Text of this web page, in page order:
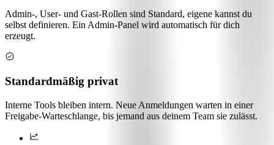
Admin-, User- und Gast-Rollen sind Standard, eigene kannst du
selbst definieren. Ein Admin-Panel wird automatisch für dich
erzeugt.
Standardmäßig privat
Interne Tools bleiben intern. Neue Anmeldungen warten in einer
Freigabe-Warteschlange, bis jemand aus deinem Team sie zulässt.